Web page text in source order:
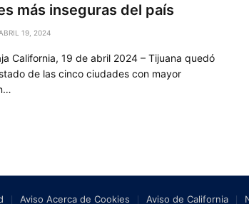
más inseguras del país
ABRIL 19, 2024
California, 19 de abril 2024 – Tijuana quedó
de las cinco ciudades con mayor
Aviso Acerca de Cookies Aviso de California